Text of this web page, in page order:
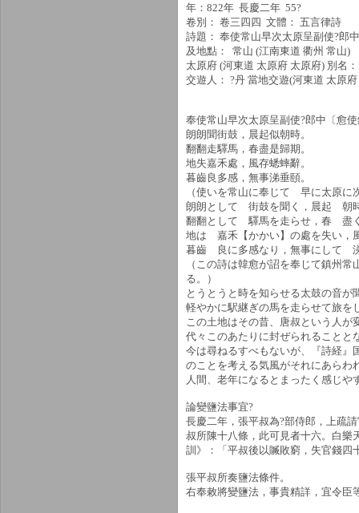
年：822年 長慶二年 55?
卷別： 卷三四四 文體： 五言律詩
詩題： 奉使常山早次太原呈副使?郎
及地點： 常山 (江南東道 衢州 常
太原府 (河東道 太原府 太原府) 別
交遊人： ?丹 當地交遊(河東道 太原
奉使常山早次太原呈副使?郎中〔愈
朗朗聞街鼓，晨起似朝時。
翻翻走驛馬，春盡是歸期。
地失嘉禾處，風存蟋蟀辭。
暮齒良多感，無事涕垂頤。
（使いを常山に奉じて 早に太原
朗朗として 街鼓を聞く，晨起 朝
翻翻として 驛馬を走らせ，春 盡
地は 嘉禾【かかい】の處を失い，
暮齒 良に多感なり，無事にして
（この詩は韓愈が詔を奉じて鎮州
る。）
とうとうと時を知らせる太鼓の音
軽やかに駅継ぎの馬を走らせて旅を
この土地はその昔、唐叔という人
代々このあたりに封ぜられることと
今は尋ねるすべもないが、『詩経』
のことを考える気風がそれにあらわ
人間、老年になるとまったく感じ
論變鹽法事宜?
長慶二年，張平叔為?部侍郎，上疏
叔所陳十八條，此可見者十六。白樂
訓》：「平叔後以贓敗窮，失官錢四
張平叔所奏鹽法條件。
右奉敕將變鹽法，事貴精詳，宜令臣